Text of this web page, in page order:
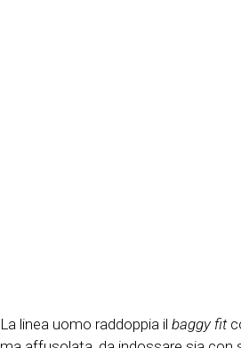
La linea uomo raddoppia il baggy fit